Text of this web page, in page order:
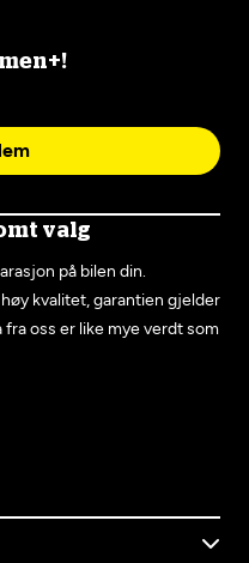
valg
på bilen din.
kvalitet, garantien gjelder
oss er like mye verdt som